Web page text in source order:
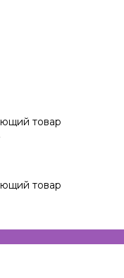
товар
товар